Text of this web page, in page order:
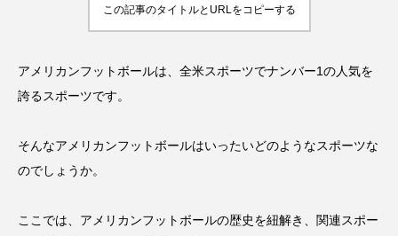
アスリート
アスリート・スポーツ関連のお金事情
アスリート飯 インタビュー ゴルフ
サッカー
スポスルアプリ スポスルインタビュー
この記事のタイトルとURLをコピーする
アメリカンフットボールは、全米スポーツでナンバー1の人気を
誇るスポーツです。
そんなアメリカンフットボールはいったいどのようなスポーツな
のでしょうか。
ここでは、アメリカンフットボールの歴史を紐解き、関連スポー